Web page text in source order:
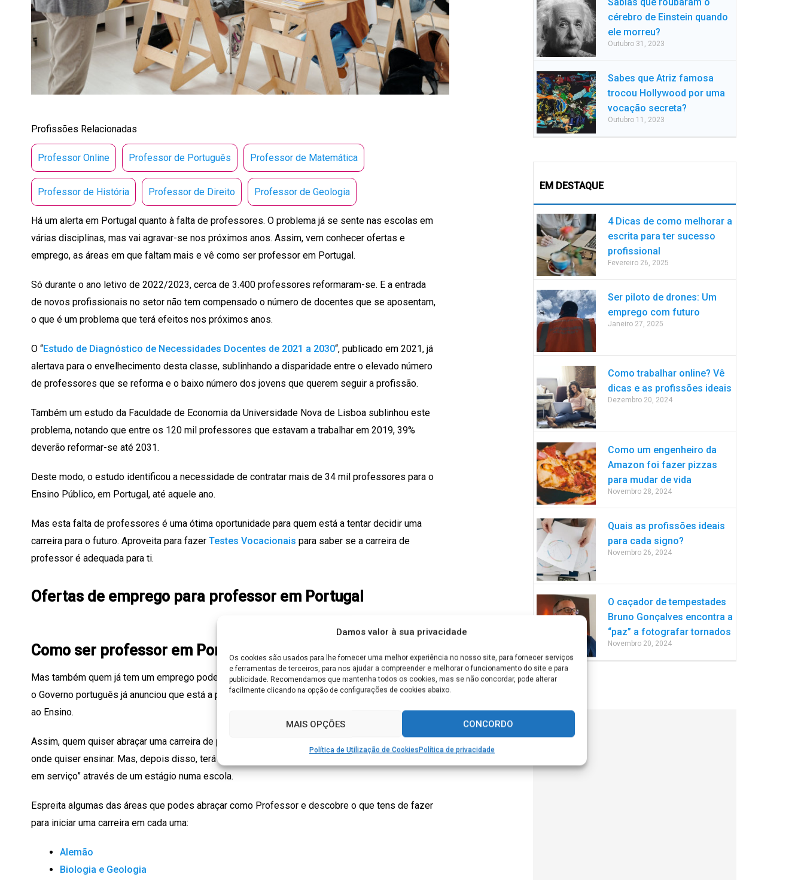
Damos valor à sua privacidade
Os cookies são usados para lhe fornecer uma melhor experiência no nosso site, para fornecer serviços
e ferramentas de terceiros, para nos ajudar a compreender e melhorar o funcionamento do site e para
publicidade. Recomendamos que mantenha todos os cookies, mas se não concordar, pode alterar
facilmente clicando na opção de configurações de cookies abaixo.
CONCORDO
MAIS OPÇÕES
Política de Utilização de CookiesPolítica de privacidade
Profissões Relacionadas
Professor Online Professor de Português Professor de Matemática
Professor de História Professor de Direito Professor de Geologia
Há um alerta em Portugal quanto à falta de professores. O problema já se sente nas escolas em
várias disciplinas, mas vai agravar-se nos próximos anos. Assim, vem conhecer ofertas e
emprego, as áreas em que faltam mais e vê como ser professor em Portugal.
Só durante o ano letivo de 2022/2023, cerca de 3.400 professores reformaram-se. E a entrada
de novos profissionais no setor não tem compensado o número de docentes que se aposentam,
o que é um problema que terá efeitos nos próximos anos.
O “Estudo de Diagnóstico de Necessidades Docentes de 2021 a 2030“, publicado em 2021, já
alertava para o envelhecimento desta classe, sublinhando a disparidade entre o elevado número
de professores que se reforma e o baixo número dos jovens que querem seguir a profissão.
Também um estudo da Faculdade de Economia da Universidade Nova de Lisboa sublinhou este
problema, notando que entre os 120 mil professores que estavam a trabalhar em 2019, 39%
deverão reformar-se até 2031.
Deste modo, o estudo identificou a necessidade de contratar mais de 34 mil professores para o
Ensino Público, em Portugal, até aquele ano.
Mas esta falta de professores é uma ótima oportunidade para quem está a tentar decidir uma
carreira para o futuro. Aproveita para fazer Testes Vocacionais para saber se a carreira de
professor é adequada para ti.
Ofertas de emprego para professor em Portugal
Como ser professor em Portugal
Mas também quem já tem um emprego pode ver aqui uma opção para mudar de vida. Até porque
o Governo português já anunciou que está a pensar em contratar pessoas de áreas não ligadas
ao Ensino.
Assim, quem quiser abraçar uma carreira de professor, terá de ter formação superior na área
onde quiser ensinar. Mas, depois disso, terá de passar por um processo de “profissionalização
em serviço” através de um estágio numa escola.
Espreita algumas das áreas que podes abraçar como Professor e descobre o que tens de fazer
para iniciar uma carreira em cada uma:
Alemão
Biologia e Geologia
cérebro de Einstein quando
ele morreu?
Outubro 31, 2023
Sabes que Atriz famosa
trocou Hollywood por uma
vocação secreta?
Outubro 11, 2023
EM DESTAQUE
4 Dicas de como melhorar a
escrita para ter sucesso
profissional
Fevereiro 26, 2025
Ser piloto de drones: Um
emprego com futuro
Janeiro 27, 2025
Como trabalhar online? Vê
dicas e as profissões ideais
Dezembro 20, 2024
Como um engenheiro da
Amazon foi fazer pizzas
para mudar de vida
Novembro 28, 2024
Quais as profissões ideais
para cada signo?
Novembro 26, 2024
O caçador de tempestades
Bruno Gonçalves encontra a
“paz” a fotografar tornados
Novembro 20, 2024